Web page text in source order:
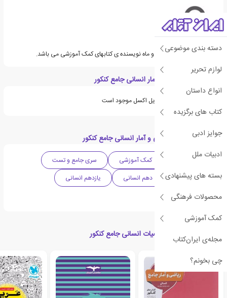
دسته بندی موضوعی
لوازم تحریر
انواع داستان
کتاب های برگزیده
جوایز ادبی
ادبیات ملل
بسته های پیشنهادی
محصولات فرهنگی
کمک آموزشی
مجله‌ی ایران‌کتاب
چی بخونم؟
گروه مولفان انتشارات مهر و ماه نویسنده ی کتابهای کمک آموزشی می باشد.
ویژگی های ریاضی و آمار انسانی جامع کنکور
ویژگی های مورد نیاز در فایل اکسل موجود است
دسته بندی های ریاضی و آمار انسانی جامع کنکور
ریاضی و آمار کمک آموزشی
سری جامع و تست
علوم انسانی
دهم انسانی
یازدهم انسانی
دوازدهم انسانی
محصولات مرتبط با ریاضیات انسانی جامع کنکور